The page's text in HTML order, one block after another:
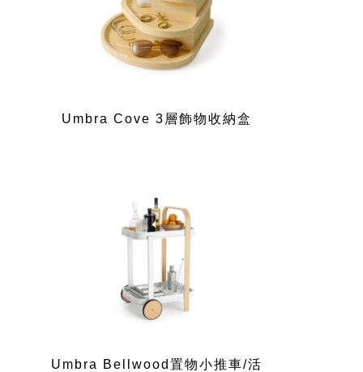
Umbra Cove 3層飾物收納盒
Umbra Bellwood置物小推車/活